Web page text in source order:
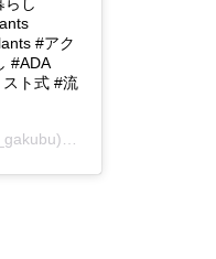
#アク
#ADA
ト式 #流
ェアした投稿 -